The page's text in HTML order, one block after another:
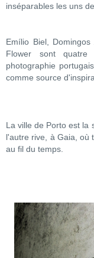
inséparables les uns
Emílio Biel,
Flower sont
photographie
comme source
La ville de Porto est la
l'autre rive, à Gaia, où
au fil du temps.